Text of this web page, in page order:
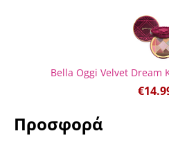
Bella Oggi Velvet Dream
€
Προσφορά